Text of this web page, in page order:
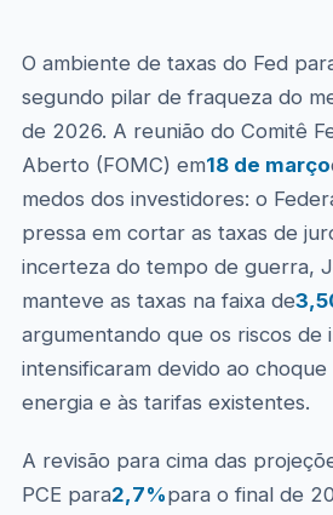
O ambiente de taxas do Fed
segundo pilar de fraqueza do
de 2026. A reunião do Comitê
Aberto (FOMC) em18 de março
medos dos investidores: o
pressa em cortar as taxas de
incerteza do tempo de guerra,
manteve as taxas na faixa de
argumentando que os riscos de
intensificaram devido ao
energia e às tarifas existentes.
A revisão para cima das
PCE para2,7%para o final de